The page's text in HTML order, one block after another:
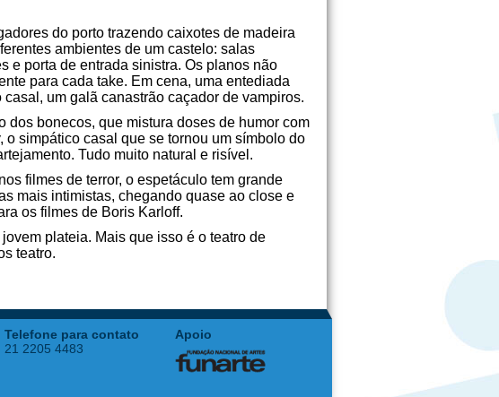
do porto trazendo caixotes de madeira
ambientes de um castelo: salas
e porta de entrada sinistra. Os planos não
para cada take. Em cena, uma entediada
um galã canastrão caçador de vampiros.
bonecos, que mistura doses de humor com
simpático casal que se tornou um símbolo do
Tudo muito natural e risível.
filmes de terror, o espetáculo tem grande
mais intimistas, chegando quase ao close e
os filmes de Boris Karloff.
plateia. Mais que isso é o teatro de
teatro.
Telefone para contato
21 2205 4483
Apoio